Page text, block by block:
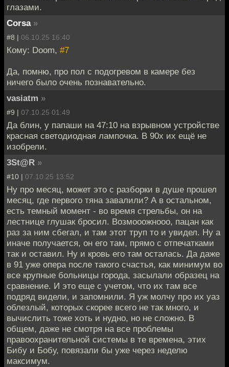
глазами.
Corsa »
#8 | 06.10.25 16:40
Кому: Doom, #7
Да, помню, про пол с подогревом в камере без
ничего было очень познавательно.
vasiatm »
#9 | 07.10.25 01:49
Да блин, у папаши на 47:10 на взрывном устройстве
красная светодиодная лампочка. В 90х их ещё не
изобрели.
3St@R »
#10 | 07.10.25 13:52
Ну про месяц, может это с разборки в душе прошел
месяц, где первого тяна завалили? А в остальном,
есть темный момент - во время стрельбы, он на
лестнице глушак бросил. Возмооожнооо, пацан как
раз за ним сбегал, и там этот труп то и увидел. Ну а
иначе получается, он его там, прямо с отпечатками
так и оставил. Ну и кровь его там осталась. Да даже
в 91 уже опера после такого счастья, как минимум во
все крупные больницы города, засылали образец на
сравнение. И это еще с учетом, что их там все
подряд видели, и запомнили. Я уж молчу про их уаз
облезлый, которых скорее всего не так много, и
вычислить тоже хоть и нудно, но не сложно. В
общем, даже не смотря на все проблемы
правоохранительной системы в те времена, этих
Бибу и Бобу, повязали бы уже через неделю
максимум.